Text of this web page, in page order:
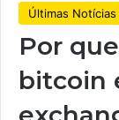
Últimas Notícias
Por
bitcoin